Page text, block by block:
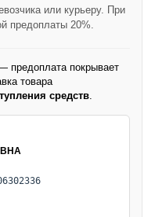
или курьеру. При
предоплаты 20%.
предоплата покрывает
товара
средств